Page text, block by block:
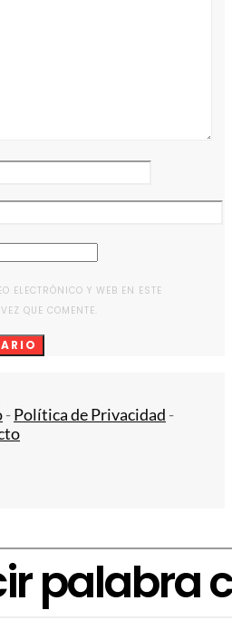
ELECTRÓNICO Y WEB EN ESTE
QUE COMENTE.
-Política de Privacidad -